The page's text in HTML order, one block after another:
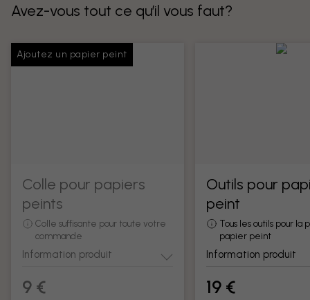
Avez-vous tout ce qu’il vous faut?
Ajoutez un papier peint
Colle pour papiers
peints
Colle suffisante pour toute votre
commande
Information produit
9 €
Outils pour
peint
Tous les outils pour la
papier peint
Information produit
19 €